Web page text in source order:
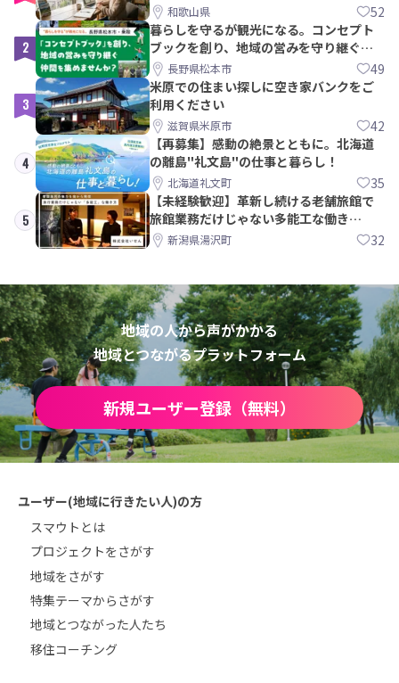
和歌山県 52
2
暮らしを守るが観光になる。コンセプト
ブックを創り、地域の営みを守り継ぐ仲
間を集めませんか？
長野県松本市 49
3
米原での住まい探しに空き家バンクをご
利用ください
滋賀県米原市 42
4
【再募集】感動の絶景とともに。北海道
の離島"礼文島"の仕事と暮らし！
北海道礼文町 35
5
【未経験歓迎】革新し続ける老舗旅館で
旅館業務だけじゃない多能工な働き
方。 株式会社いせん
新潟県湯沢町 32
地域の人から声がかかる
地域とつながるプラットフォーム
新規ユーザー登録（無料）
ユーザー(地域に行きたい人)の方
スマウトとは
プロジェクトをさがす
地域をさがす
特集テーマからさがす
地域とつながった人たち
移住コーチング